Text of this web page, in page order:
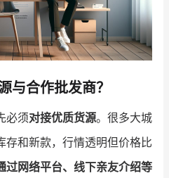
设计服务商
数据通服务
与合作批发商？
必须对接优质货源。很多大城
存和新款，行情透明但价格比
过网络平台、线下亲友介绍等